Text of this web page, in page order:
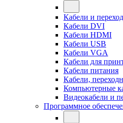
Кабели и
Кабели DVI
Кабели HDMI
Кабели USB
Кабели VGA
Кабели для
Кабели питания
Кабели,
Компьютерные
Видеокабели и
Программное